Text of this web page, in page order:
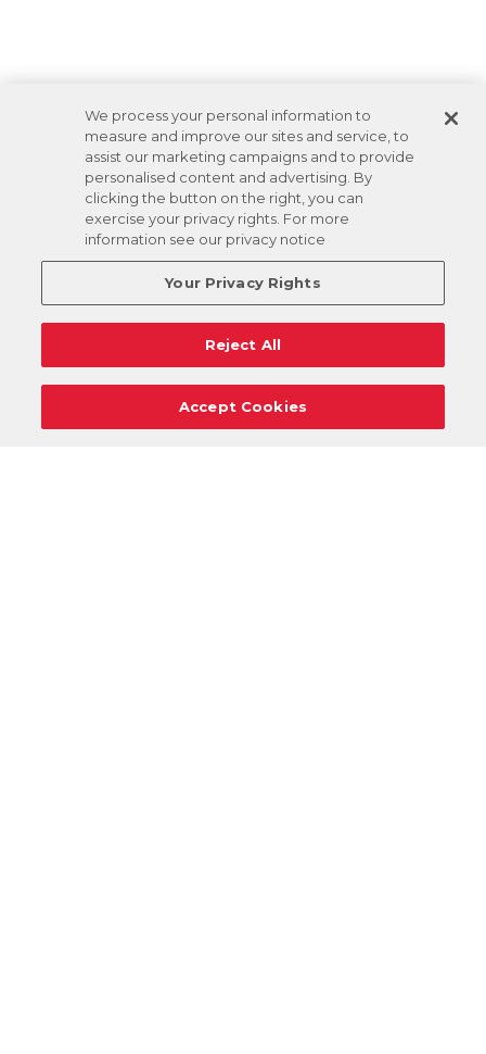
We process your personal information to
measure and improve our sites and service, to
assist our marketing campaigns and to provide
personalised content and advertising. By
clicking the button on the right, you can
exercise your privacy rights. For more
information see our privacy notice
Your Privacy Rights
Reject All
Accept Cookies